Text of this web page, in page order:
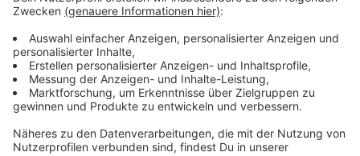
NRW-Landtag beschäftigt sich mit Park &
Ride-Plätzen
Anzeige
Am Mittwoch den.3 .24 gibt es im NRW-Landtag eine
Anhörung zu dem Thema, denn auch die schwarz-grüne
Landesregierung sieht Park & Ride als wichtigen